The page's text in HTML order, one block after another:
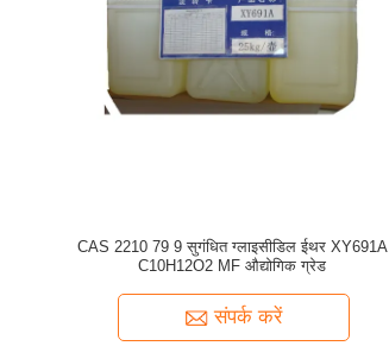
CAS 2210 79 9 सुगंधित ग्लाइसीडिल ईथर XY691A
C10H12O2 MF औद्योगिक ग्रेड
संपर्क करें